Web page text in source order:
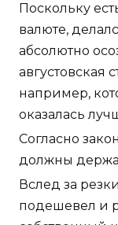
Поскольку
валюте,
абсолютно
августовская
например,
оказалась
Согласно
должны
Вслед за
подешевел и